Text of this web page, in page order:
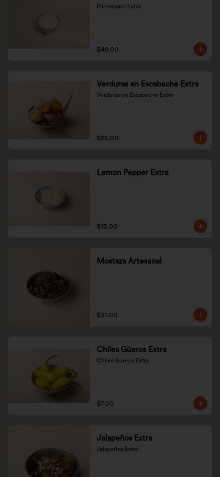
Parmesano Extra
$49.00
Verduras en Escabeche Extra
Verduras en Escabeche Extra
$25.00
Lemon Pepper Extra
$13.00
Mostaza Artesanal
$31.00
Chiles Güeros Extra
Chiles Güeros Extra
$7.00
Jalapeños Extra
Jalapeños Extra